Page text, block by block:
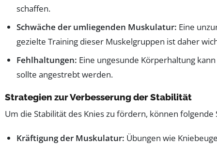
schaffen.
Schwäche der umliegenden Muskulatur: Eine
gezielte Training dieser Muskelgruppen ist daher
Fehlhaltungen: Eine ungesunde Körperhaltung
sollte angestrebt werden.
Strategien zur Verbesserung der Stabilität
Um die Stabilität des Knies zu fördern, können
Kräftigung der Muskulatur: Übungen wie